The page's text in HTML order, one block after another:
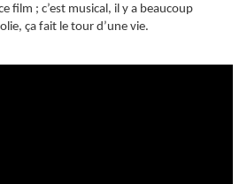
film ; c’est musical, il y a beaucoup
ça fait le tour d’une vie.